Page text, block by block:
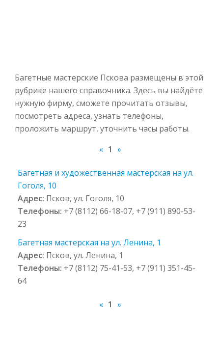
Багетные мастерские Пскова размещены в этой
рубрике нашего справочника. Здесь вы найдёте
нужную фирму, сможете прочитать отзывы,
посмотреть адреса, узнать телефоны,
проложить маршрут, уточнить часы работы.
« 1 »
Багетная и художественная мастерская на ул.
Гоголя, 10
Адрес: Псков, ул. Гоголя, 10
Телефоны: +7 (8112) 66-18-07, +7 (911) 890-53-
23
Багетная мастерская на ул. Ленина, 1
Адрес: Псков, ул. Ленина, 1
Телефоны: +7 (8112) 75-41-53, +7 (911) 351-45-
64
« 1 »